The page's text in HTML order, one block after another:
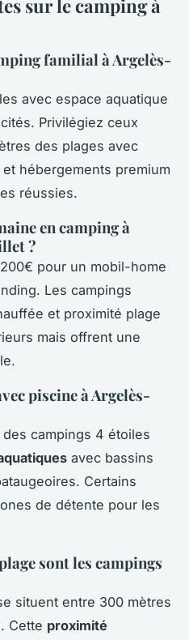
sur le camping à
familial à Argelès-
avec espace aquatique
Privilégiez ceux
des plages avec
et hébergements premium
réussies.
en camping à
?
pour un mobil-home
Les campings
et proximité plage
mais offrent une
piscine à Argelès-
campings 4 étoiles
avec bassins
Certains
de détente pour les
sont les campings
situent entre 300 mètres
Cette proximité